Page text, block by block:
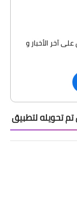
آخر الأخبار و
تحويله لتطبيق